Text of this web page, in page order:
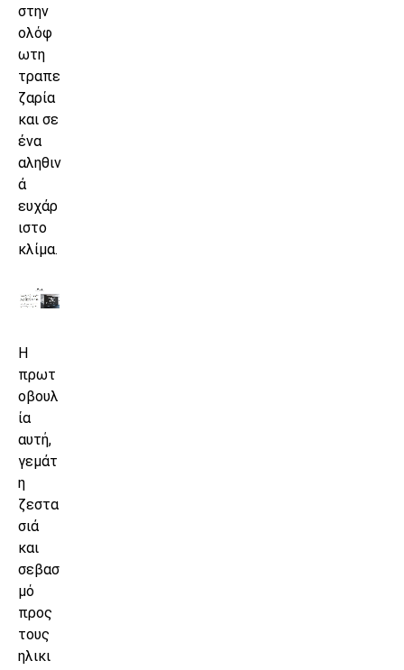
στην
ολόφ
ωτη
τραπε
ζαρία
και σε
ένα
αληθιν
ά
ευχάρ
ιστο
κλίμα.
Η
πρωτ
οβουλ
ία
αυτή,
γεμάτ
η
ζεστα
σιά
και
σεβασ
μό
προς
τους
ηλικι